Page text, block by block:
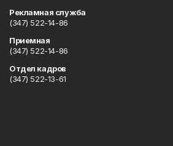
Рекламная служба
(347) 522-14-86
Приемная
(347) 522-14-86
Отдел кадров
(347) 522-13-61